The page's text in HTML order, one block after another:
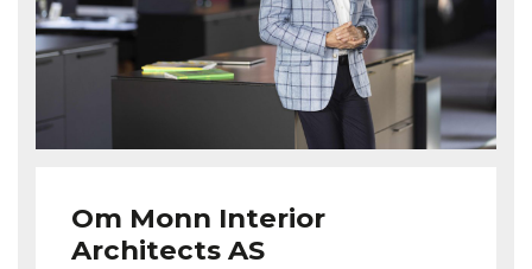
Om Monn Interior
Architects AS